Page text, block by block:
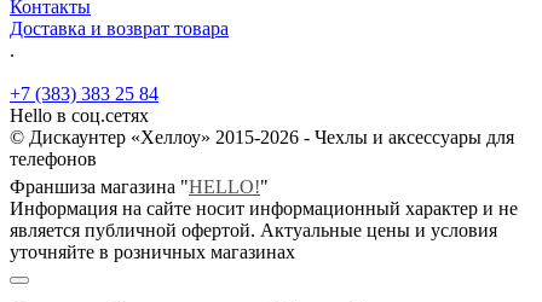
Контакты
Доставка и возврат товара
.
+7 (383) 383 25 84
Hello в соц.сетях
© Дискаунтер «Хеллоу» 2015-2026 - Чехлы и аксессуары для
телефонов
Франшиза магазина "HELLO!"
Информация на сайте носит информационный характер и не
является публичной офертой. Актуальные цены и условия
уточняйте в розничных магазинах